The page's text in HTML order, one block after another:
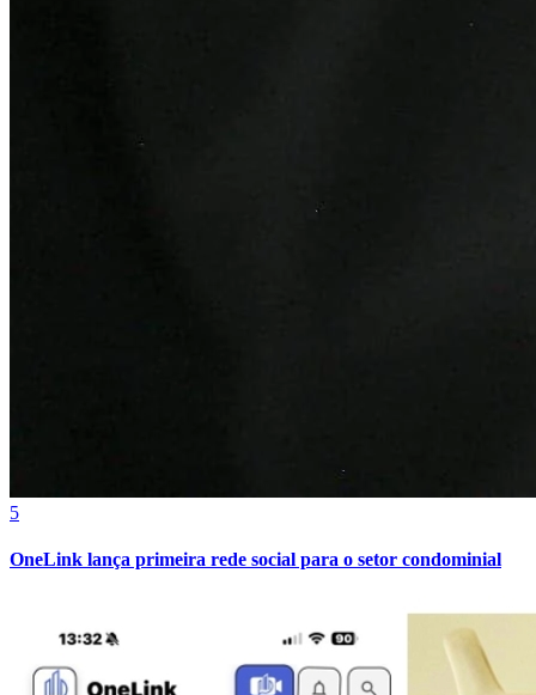
5
OneLink lança primeira rede social para o setor condominial